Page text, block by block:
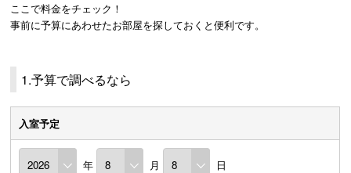
ここで料金をチェック！
事前に予算にあわせたお部屋を探しておくと便利です。
1.予算で調べるなら
入室予定
年 月 日